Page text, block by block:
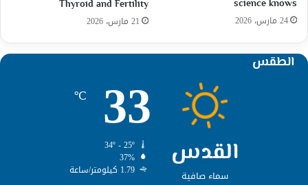
science knows
24 مارس، 2026
Thyroid and Fertility
21 مارس، 2026
الطقس
القدس
سماء صافية
33
℃
37%
1.79 كيلومتر/ساعة